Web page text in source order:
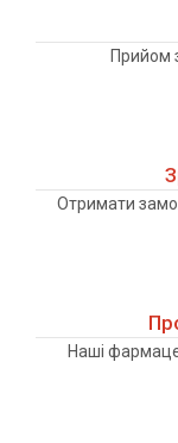
Прийом
Отримати
Наші